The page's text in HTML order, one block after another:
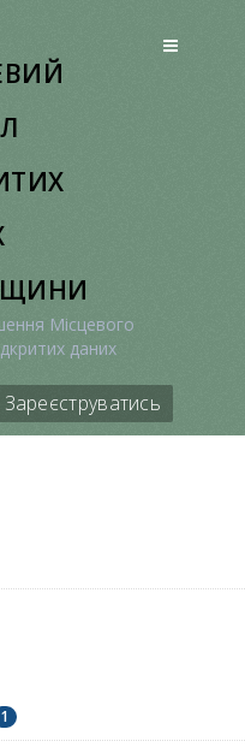
Місцевого
даних
Зареєструватись
1